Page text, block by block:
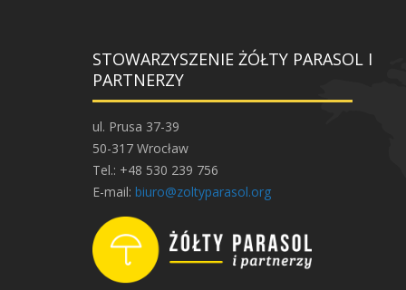
STOWARZYSZENIE ŻÓŁTY PARASOL I
PARTNERZY
ul. Prusa 37-39
50-317 Wrocław
Tel.: +48 530 239 756
E-mail: biuro@zoltyparasol.org